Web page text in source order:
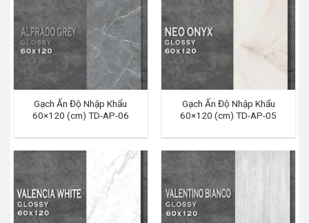
Gạch Ấn Độ Nhập Khẩu
60×120 (cm) TD-AP-06
Gạch Ấn Độ Nhập Khẩu
60×120 (cm) TD-AP-05